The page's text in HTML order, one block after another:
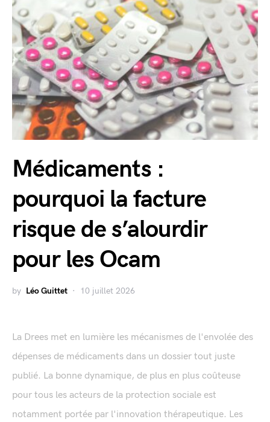
Médicaments :
pourquoi la facture
risque de s’alourdir
pour les Ocam
by Léo Guittet 10 juillet 2026
La Drees met en lumière les mécanismes de l'envolée des
dépenses de médicaments dans un dossier tout juste
publié. La bonne dynamique, de plus en plus coûteuse
pour tous les acteurs de la protection sociale est
notamment portée par l'innovation thérapeutique. Les